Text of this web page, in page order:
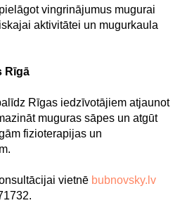
vingrinājumus mugurai
aktivitātei un mugurkaula
Rīgā
Rīgas iedzīvotājiem atjaunot
muguras sāpes un atgūt
fizioterapijas un
vietnē bubnovsky.lv